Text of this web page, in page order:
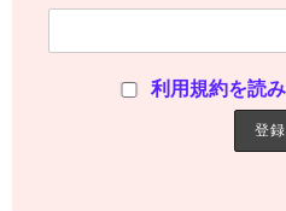
利用規約を読